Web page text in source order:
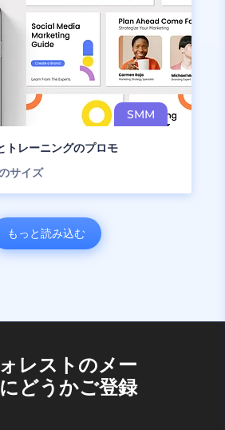
トレーニングのプロモ
サイズ
もっと読み込む
レストのメー
どうかご登録